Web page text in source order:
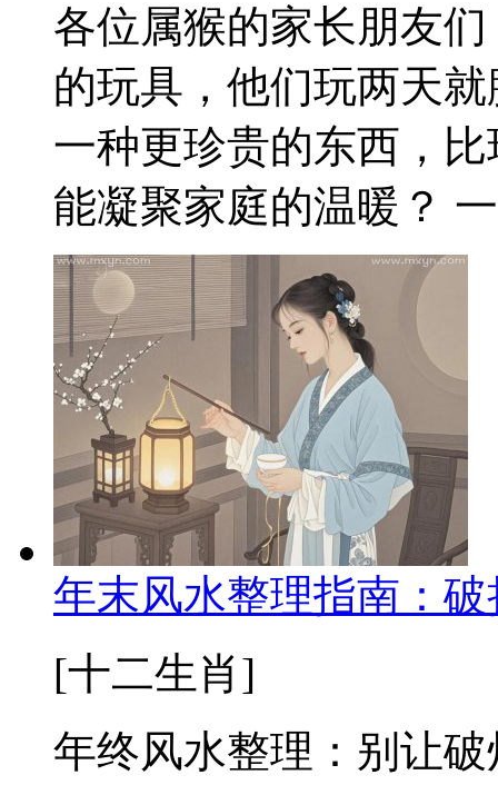
各位属猴的家长朋友
的玩具，他们玩两天
一种更珍贵的东西，
能凝聚家庭的温暖？
年末风水整理指南：
[十二生肖]
年终风水整理：别让